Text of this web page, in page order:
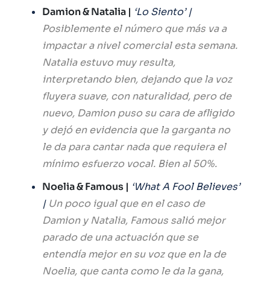
Damion & Natalia | ‘Lo Siento’ |
Posiblemente el número que más va a
impactar a nivel comercial esta semana.
Natalia estuvo muy resulta,
interpretando bien, dejando que la voz
fluyera suave, con naturalidad, pero de
nuevo, Damion puso su cara de afligido
y dejó en evidencia que la garganta no
le da para cantar nada que requiera el
mínimo esfuerzo vocal. Bien al 50%.
Noelia & Famous | ‘What A Fool Believes’
| Un poco igual que en el caso de
Damion y Natalia, Famous salió mejor
parado de una actuación que se
entendía mejor en su voz que en la de
Noelia, que canta como le da la gana,